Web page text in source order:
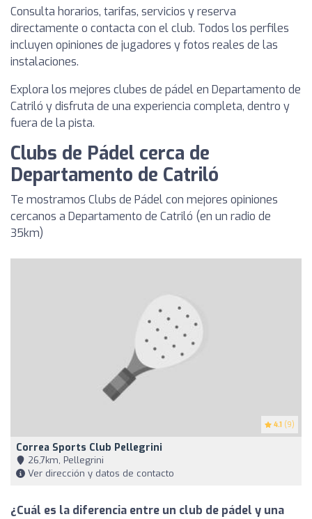
Consulta horarios, tarifas, servicios y reserva
directamente o contacta con el club. Todos los perfiles
incluyen opiniones de jugadores y fotos reales de las
instalaciones.
Explora los mejores clubes de pádel en Departamento de
Catriló y disfruta de una experiencia completa, dentro y
fuera de la pista.
Clubs de Pádel cerca de
Departamento de Catriló
Te mostramos Clubs de Pádel con mejores opiniones
cercanos a Departamento de Catriló (en un radio de
35km)
4.1 (9)
Correa Sports Club Pellegrini
26,7km, Pellegrini
Ver dirección y datos de contacto
¿Cuál es la diferencia entre un club de pádel y una